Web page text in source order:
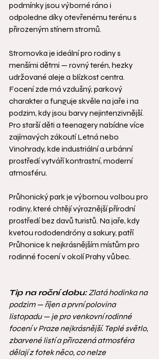
podmínky jsou výborné ráno i
odpoledne díky otevřenému terénu s
přirozeným stínem stromů.
Stromovka je ideální pro rodiny s
menšími dětmi — rovný terén, hezky
udržované aleje a blízkost centra.
Focení zde má vzdušný, parkový
charakter a funguje skvěle na jaře i na
podzim, kdy jsou barvy nejintenzivnější.
Pro starší děti a teenagery nabídne více
zajímavých zákoutí Letná nebo
Vinohrady, kde industriální a urbánní
prostředí vytváří kontrastní, moderní
atmosféru.
Průhonický park je výbornou volbou pro
rodiny, které chtějí výraznější přírodní
prostředí bez davů turistů. Na jaře, kdy
kvetou rododendróny a sakury, patří
Průhonice k nejkrásnějším místům pro
rodinné focení v okolí Prahy vůbec.
Tip na roční dobu: Zlatá hodinka na
podzim — říjen a první polovina
listopadu — je pro venkovní rodinné
focení v Praze nejkrásnější. Teplé světlo,
zbarvené listí a přirozená atmosféra
dělají z fotek něco, co nelze